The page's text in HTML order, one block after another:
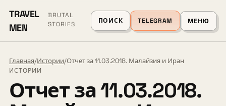
TRAVEL
MEN
BRUTAL
STORIES
ПОИСК TELEGRAM МЕНЮ
Главная/Истории/Отчет за 11.03.2018. Малайзия и Иран
ИСТОРИИ
Отчет за 11.03.2018.